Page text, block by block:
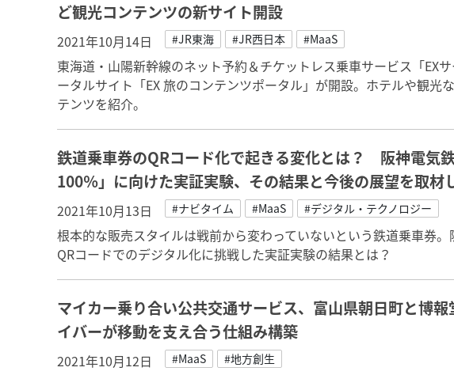
ど観光コンテンツの新サイト開設
2021年10月14日 #JR東海 #JR西日本 #MaaS
東海道・山陽新幹線のネット予約＆チケットレス乗車サービス「EX
ータルサイト「EX 旅のコンテンツポータル」が開設。ホテルや観光
テンツを紹介。
鉄道乗車券のQRコード化で起きる変化とは？ 阪神電気
100％」に向けた実証実験、その結果と今後の展望を取材
2021年10月13日 #ナビタイム #MaaS #デジタル・テクノロジー
根本的な販売スタイルは戦前から変わっていないという鉄道乗車券。
QRコードでのデジタル化に挑戦した実証実験の結果とは？
マイカー乗り合い公共交通サービス、富山県朝日町と博
イバーが移動を支え合う仕組み構築
2021年10月12日 #MaaS #地方創生